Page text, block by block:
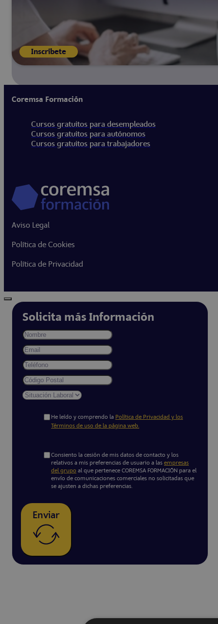
Inscríbete
Coremsa Formación
Cursos gratuitos para desempleados
Cursos gratuitos para autónomos
Cursos gratuitos para trabajadores
Aviso Legal
Política de Cookies
Política de Privacidad
Solicita más Información
He leído y comprendo la Política de Privacidad y los
Términos de uso de la página web.
Consiento la cesión de mis datos de contacto y los
relativos a mis preferencias de usuario a las empresas
del grupo al que pertenece COREMSA FORMACIÓN para el
envío de comunicaciones comerciales no solicitadas que
se ajusten a dichas preferencias.
Enviar